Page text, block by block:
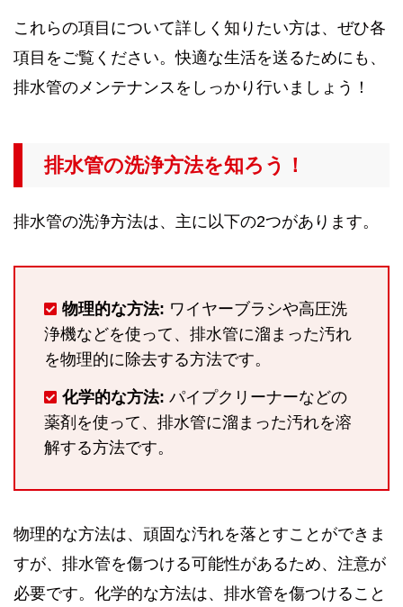
これらの項目について詳しく知りたい方は、ぜひ各
項目をご覧ください。快適な生活を送るためにも、
排水管のメンテナンスをしっかり行いましょう！
排水管の洗浄方法を知ろう！
排水管の洗浄方法は、主に以下の2つがあります。
物理的な方法: ワイヤーブラシや高圧洗
浄機などを使って、排水管に溜まった汚れ
を物理的に除去する方法です。
化学的な方法: パイプクリーナーなどの
薬剤を使って、排水管に溜まった汚れを溶
解する方法です。
物理的な方法は、頑固な汚れを落とすことができま
すが、排水管を傷つける可能性があるため、注意が
必要です。化学的な方法は、排水管を傷つけること